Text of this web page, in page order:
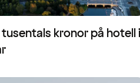
kronor på hotell i